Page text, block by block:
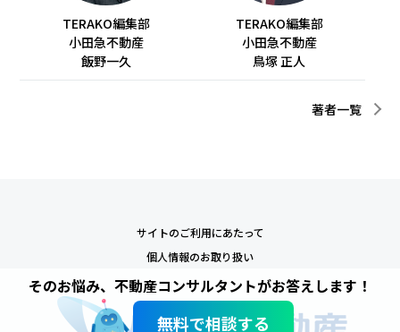
TERAKO編集部
小田急不動産
飯野一久
TERAKO編集部
小田急不動産
鳥塚 正人
著者一覧
サイトのご利用にあたって
個人情報のお取り扱い
そのお悩み、不動産コンサルタントがお答えします！
無料で相談する